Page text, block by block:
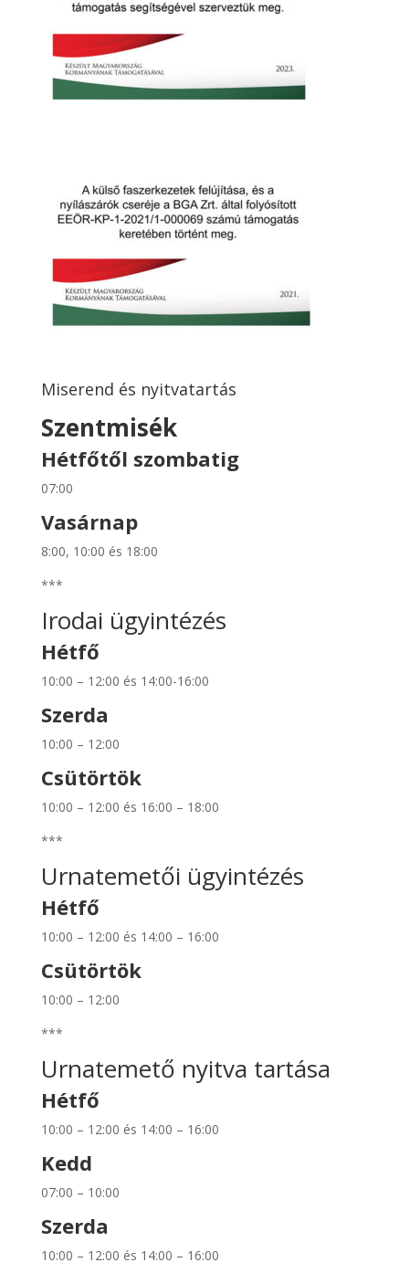
Miserend és nyitvatartás
Szentmisék
Hétfőtől szombatig
07:00
Vasárnap
8:00, 10:00 és 18:00
***
Irodai ügyintézés
Hétfő
10:00 – 12:00 és 14:00-16:00
Szerda
10:00 – 12:00
Csütörtök
10:00 – 12:00 és 16:00 – 18:00
***
Urnatemetői ügyintézés
Hétfő
10:00 – 12:00 és 14:00 – 16:00
Csütörtök
10:00 – 12:00
***
Urnatemető nyitva tartása
Hétfő
10:00 – 12:00 és 14:00 – 16:00
Kedd
07:00 – 10:00
Szerda
10:00 – 12:00 és 14:00 – 16:00